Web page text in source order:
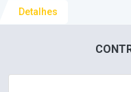
Detalhes